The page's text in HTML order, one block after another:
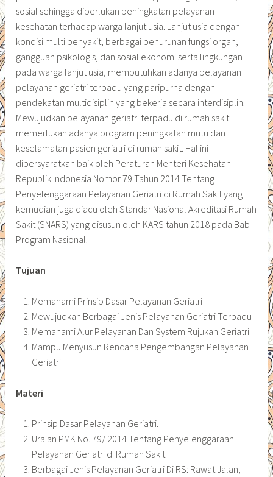
sosial sehingga diperlukan peningkatan pelayanan
kesehatan terhadap warga lanjut usia. Lanjut usia dengan
kondisi multi penyakit, berbagai penurunan fungsi organ,
gangguan psikologis, dan sosial ekonomi serta lingkungan
pada warga lanjut usia, membutuhkan adanya pelayanan
pelayanan geriatri terpadu yang paripurna dengan
pendekatan multidisiplin yang bekerja secara interdisiplin.
Mewujudkan pelayanan geriatri terpadu di rumah sakit
memerlukan adanya program peningkatan mutu dan
keselamatan pasien geriatri di rumah sakit. Hal ini
dipersyaratkan baik oleh Peraturan Menteri Kesehatan
Republik Indonesia Nomor 79 Tahun 2014 Tentang
Penyelenggaraan Pelayanan Geriatri di Rumah Sakit yang
kemudian juga diacu oleh Standar Nasional Akreditasi Rumah
Sakit (SNARS) yang disusun oleh KARS tahun 2018 pada Bab
Program Nasional.
Tujuan
Memahami Prinsip Dasar Pelayanan Geriatri
Mewujudkan Berbagai Jenis Pelayanan Geriatri Terpadu
Memahami Alur Pelayanan Dan System Rujukan Geriatri
Mampu Menyusun Rencana Pengembangan Pelayanan
Geriatri
Materi
Prinsip Dasar Pelayanan Geriatri.
Uraian PMK No. 79/ 2014 Tentang Penyelenggaraan
Pelayanan Geriatri di Rumah Sakit.
Berbagai Jenis Pelayanan Geriatri Di RS: Rawat Jalan,